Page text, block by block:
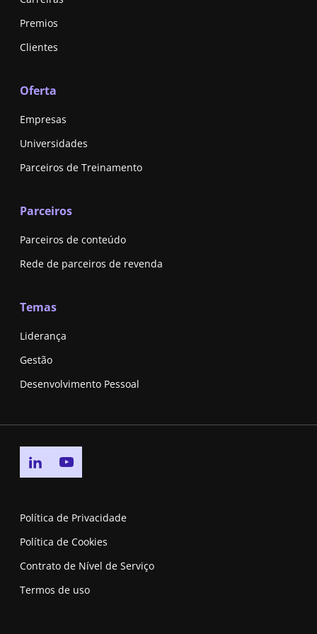
Premios
Clientes
Oferta
Empresas
Universidades
Parceiros de Treinamento
Parceiros
Parceiros de conteúdo
Rede de parceiros de revenda
Temas
Liderança
Gestão
Desenvolvimento Pessoal
Go to linkedin page
Política de Privacidade
Política de Cookies
Contrato de Nível de Serviço
Termos de uso